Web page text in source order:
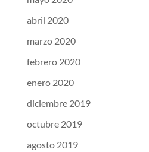
abril 2020
marzo 2020
febrero 2020
enero 2020
diciembre 2019
octubre 2019
agosto 2019